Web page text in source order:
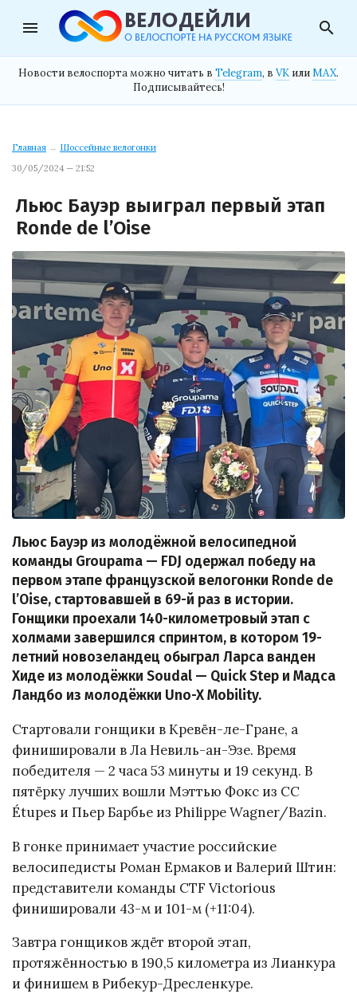
menu search
Новости велоспорта можно читать в Telegram, в VK илиMAX.
Подписывайтесь!
Главная → Шоссейные велогонки
30/05/2024 — 21:52
Льюс Бауэр выиграл первый этап
Ronde de l’Oise
Льюс Бауэр из молодёжной велосипедной
команды Groupama — FDJ одержал победу на
первом этапе французской велогонки Ronde de
l’Oise, стартовавшей в 69-й раз в истории.
Гонщики проехали 140-километровый этап с
холмами завершился спринтом, в котором 19-
летний новозеландец обыграл Ларса ванден
Хиде из молодёжки Soudal — Quick Step и Мадса
Ландбо из молодёжки Uno-X Mobility.
Стартовали гонщики в Кревён-ле-Гране, а
финишировали в Ла Невиль-ан-Эзе. Время
победителя — 2 часа 53 минуты и 19 секунд. В
пятёрку лучших вошли Мэттью Фокс из CC
Étupes и Пьер Барбье из Philippe Wagner/Bazin.
В гонке принимает участие российские
велосипедисты Роман Ермаков и Валерий Штин:
представители команды CTF Victorious
финишировали 43-м и 101-м (+11:04).
Завтра гонщиков ждёт второй этап,
протяжённостью в 190,5 километра из Лианкура
и финишем в Рибекур-Дресленкуре.